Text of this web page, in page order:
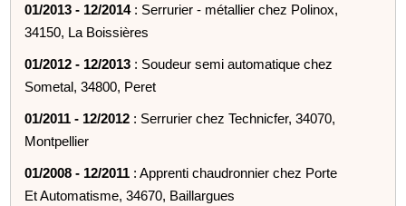
01/2013 - 12/2014: Serrurier - métallier chez Polinox,
34150, La Boissières
01/2012 - 12/2013 : Soudeur semi automatique chez
Sometal, 34800, Peret
01/2011 - 12/2012 : Serrurier chez Technicfer, 34070,
Montpellier
01/2008 - 12/2011 : Apprenti chaudronnier chez Porte
Et Automatisme, 34670, Baillargues